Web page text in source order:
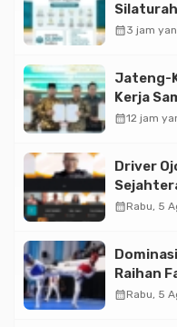
Halal di
calendar_month3 jam
Jateng-
Kerja
Triliun
calendar_month12 jam
Driver
Diskusi
calendar_monthRabu, 5
Raihan
Asian
calendar_monthRabu, 5